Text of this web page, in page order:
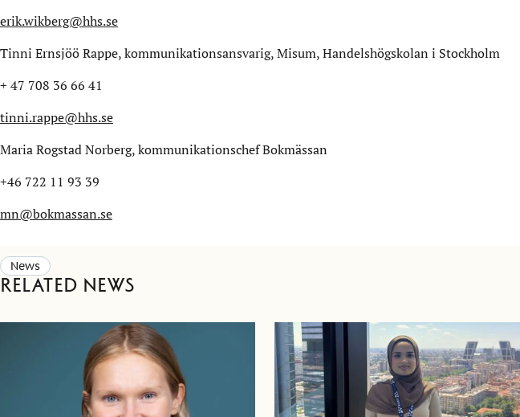
erik.wikberg@hhs.se
Tinni Ernsjöö Rappe, kommunikationsansvarig, Misum, Handelshögskolan i Stockholm
+ 47 708 36 66 41
tinni.rappe@hhs.se
Maria Rogstad Norberg, kommunikationschef Bokmässan
+46 722 11 93 39
mn@bokmassan.se
News
Related news